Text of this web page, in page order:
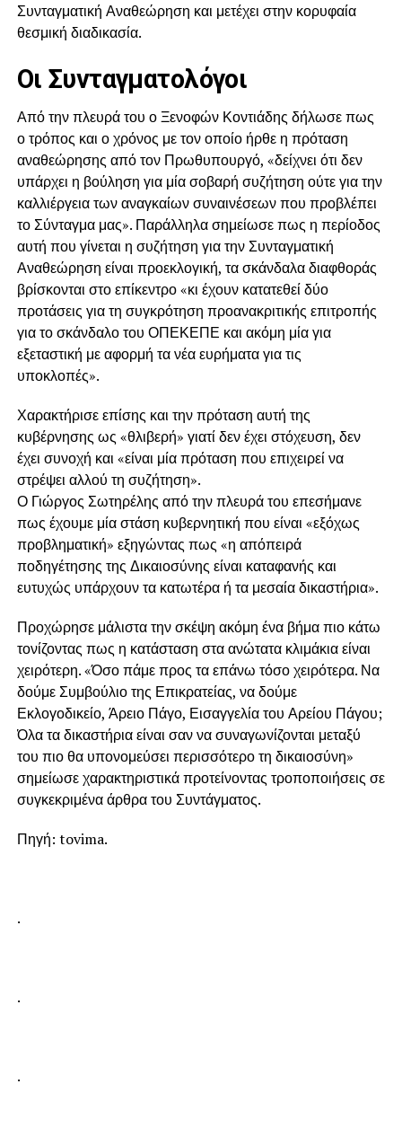
Συνταγματική Αναθεώρηση και μετέχει στην κορυφαία
θεσμική διαδικασία.
Οι Συνταγματολόγοι
Από την πλευρά του ο Ξενοφών Κοντιάδης δήλωσε πως
ο τρόπος και ο χρόνος με τον οποίο ήρθε η πρόταση
αναθεώρησης από τον Πρωθυπουργό, «δείχνει ότι δεν
υπάρχει η βούληση για μία σοβαρή συζήτηση ούτε για την
καλλιέργεια των αναγκαίων συναινέσεων που προβλέπει
το Σύνταγμα μας». Παράλληλα σημείωσε πως η περίοδος
αυτή που γίνεται η συζήτηση για την Συνταγματική
Αναθεώρηση είναι προεκλογική, τα σκάνδαλα διαφθοράς
βρίσκονται στο επίκεντρο «κι έχουν κατατεθεί δύο
προτάσεις για τη συγκρότηση προανακριτικής επιτροπής
για το σκάνδαλο του ΟΠΕΚΕΠΕ και ακόμη μία για
εξεταστική με αφορμή τα νέα ευρήματα για τις
υποκλοπές».
Χαρακτήρισε επίσης και την πρόταση αυτή της
κυβέρνησης ως «θλιβερή» γιατί δεν έχει στόχευση, δεν
έχει συνοχή και «είναι μία πρόταση που επιχειρεί να
στρέψει αλλού τη συζήτηση».
Ο Γιώργος Σωτηρέλης από την πλευρά του επεσήμανε
πως έχουμε μία στάση κυβερνητική που είναι «εξόχως
προβληματική» εξηγώντας πως «η απόπειρά
ποδηγέτησης της Δικαιοσύνης είναι καταφανής και
ευτυχώς υπάρχουν τα κατωτέρα ή τα μεσαία δικαστήρια».
Προχώρησε μάλιστα την σκέψη ακόμη ένα βήμα πιο κάτω
τονίζοντας πως η κατάσταση στα ανώτατα κλιμάκια είναι
χειρότερη. «Όσο πάμε προς τα επάνω τόσο χειρότερα. Να
δούμε Συμβούλιο της Επικρατείας, να δούμε
Εκλογοδικείο, Άρειο Πάγο, Εισαγγελία του Αρείου Πάγου;
Όλα τα δικαστήρια είναι σαν να συναγωνίζονται μεταξύ
του πιο θα υπονομεύσει περισσότερο τη δικαιοσύνη»
σημείωσε χαρακτηριστικά προτείνοντας τροποποιήσεις σε
συγκεκριμένα άρθρα του Συντάγματος.
Πηγή: tovima.
.
.
.